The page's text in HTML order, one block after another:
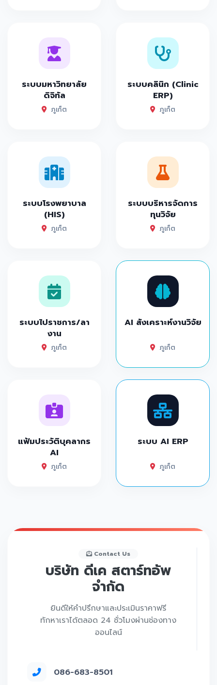
ระบบมหาวิทยาลัย
ดิจิทัล
ภูเก็ต
ระบบคลินิก (Clinic
ERP)
ภูเก็ต
ระบบโรงพยาบาล
(HIS)
ภูเก็ต
ระบบบริหารจัดการ
ทุนวิจัย
ภูเก็ต
ระบบไปราชการ/ลา
งาน
ภูเก็ต
AI สังเคราะห์งานวิจัย
ภูเก็ต
แฟ้มประวัติบุคลากร
AI
ภูเก็ต
ระบบ AI ERP
ภูเก็ต
Contact Us
บริษัท ดีเค สตาร์ทอัพ
จำกัด
ยินดีให้คำปรึกษาและประเมินราคาฟรี
ทักหาเราได้ตลอด 24 ชั่วโมงผ่านช่องทาง
ออนไลน์
086-683-8501